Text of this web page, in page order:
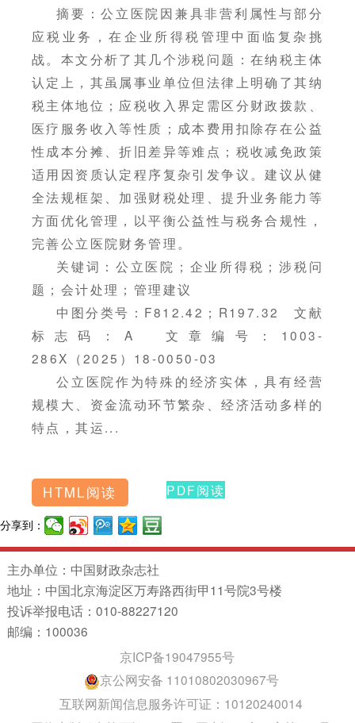
摘要：公立医院因兼具非营利属性与部分
应税业务，在企业所得税管理中面临复杂挑
战。本文分析了其几个涉税问题：在纳税主体
认定上，其虽属事业单位但法律上明确了其纳
税主体地位；应税收入界定需区分财政拨款、
医疗服务收入等性质；成本费用扣除存在公益
性成本分摊、折旧差异等难点；税收减免政策
适用因资质认定程序复杂引发争议。建议从健
全法规框架、加强财税处理、提升业务能力等
方面优化管理，以平衡公益性与税务合规性，
完善公立医院财务管理。
关键词：公立医院；企业所得税；涉税问
题；会计处理；管理建议
中图分类号：F812.42；R197.32 文献
标志码：A 文章编号：1003-
286X（2025）18-0050-03
公立医院作为特殊的经济实体，具有经营
规模大、资金流动环节繁杂、经济活动多样的
特点，其运...
HTML阅读 PDF阅读
分享到：
主办单位：中国财政杂志社
地址：中国北京海淀区万寿路西街甲11号院3号楼
投诉举报电话：010-88227120
邮编：100036
京ICP备19047955号
京公网安备 11010802030967号
互联网新闻信息服务许可证：10120240014